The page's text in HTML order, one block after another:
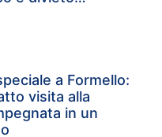
a Formello:
visita alla
in un